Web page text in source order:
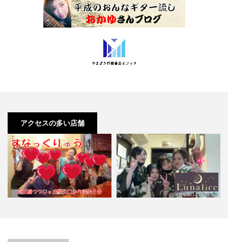
アクセスの多い店舗